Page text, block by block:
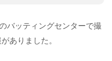
バッティングセンターで撮
ありました。